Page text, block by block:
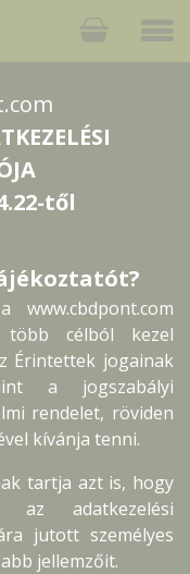
től
több célból kezel
Érintettek jogainak
a jogszabályi
rendelet, röviden
kívánja tenni.
tartja azt is, hogy
az adatkezelési
jutott személyes
jellemzőit.